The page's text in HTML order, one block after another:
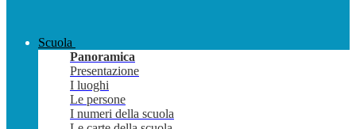
Scuola
Panoramica
Presentazione
I luoghi
Le persone
I numeri della scuola